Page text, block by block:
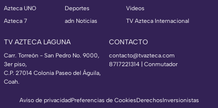
Azteca UNO
Azteca 7
Deportes
adn Noticias
Videos
TV Azteca Internacional
TV AZTECA LAGUNA
Carr. Torreón - San Pedro No. 9000,
3er piso,
C.P. 27014 Colonia Paseo del Águila,
Coah.
CONTACTO
contacto@tvazteca.com
8717221314 | Conmutador
Aviso de privacidadPreferencias de CookiesDerechosInversionistas